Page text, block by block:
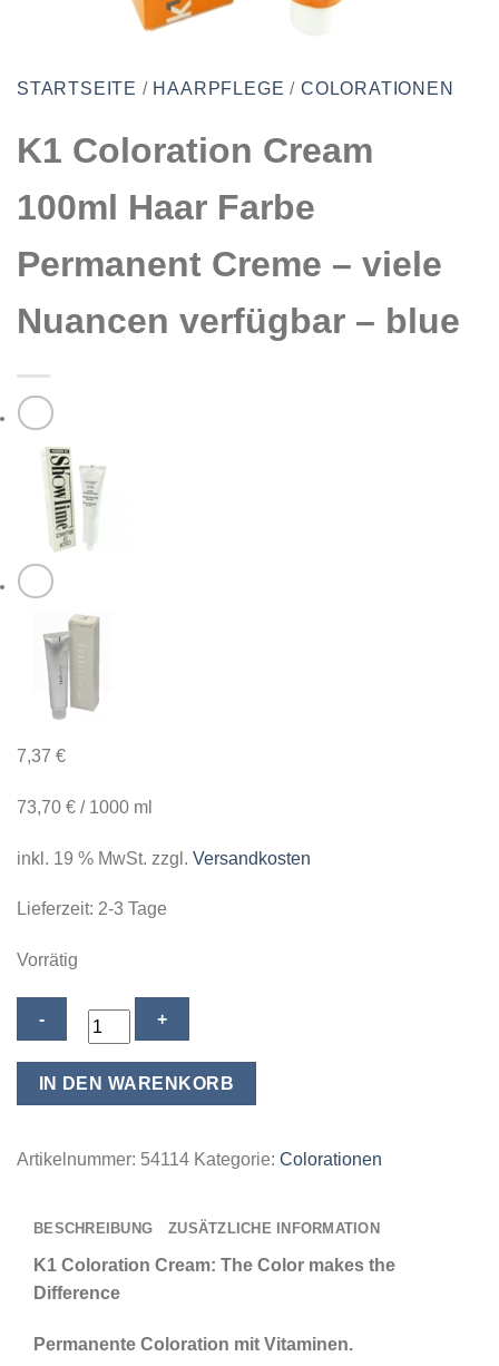
STARTSEITE / HAARPFLEGE / COLORATIONEN
K1 Coloration Cream
100ml Haar Farbe
Permanent Creme – viele
Nuancen verfügbar – blue
7,37 €
73,70 € / 1000 ml
inkl. 19 % MwSt. zzgl. Versandkosten
Lieferzeit: 2-3 Tage
Vorrätig
K1
Coloration
Cream
100ml
-
viele
Nuancen
-
IN DEN WARENKORB
Artikelnummer: 54114 Kategorie: Colorationen
BESCHREIBUNG ZUSÄTZLICHE INFORMATION
K1 Coloration Cream: The Color makes the
Difference
Permanente Coloration mit Vitaminen.